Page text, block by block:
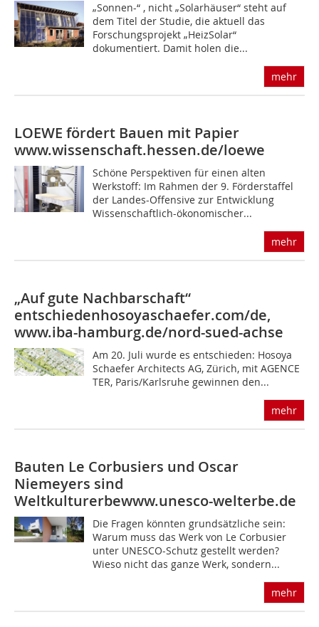
„Sonnen-“ , nicht „Solarhäuser“ steht auf
dem Titel der Studie, die aktuell das
Forschungsprojekt „HeizSolar“
dokumentiert. Damit holen die...
mehr
LOEWE fördert Bauen mit Papier
www.wissenschaft.hessen.de/loewe
Schöne Perspektiven für einen alten
Werkstoff: Im Rahmen der 9. Förderstaffel
der Landes-Offensive zur Entwicklung
Wissenschaftlich-ökonomischer...
mehr
„Auf gute Nachbarschaft“
entschiedenhosoyaschaefer.com/de,
www.iba-hamburg.de/nord-sued-achse
Am 20. Juli wurde es entschieden: Hosoya
Schaefer Architects AG, Zürich, mit AGENCE
TER, Paris/Karlsruhe gewinnen den...
mehr
Bauten Le Corbusiers und Oscar
Niemeyers sind
Weltkulturerbewww.unesco-welterbe.de
Die Fragen könnten grundsätzliche sein:
Warum muss das Werk von Le Corbusier
unter UNESCO-Schutz gestellt werden?
Wieso nicht das ganze Werk, sondern...
mehr